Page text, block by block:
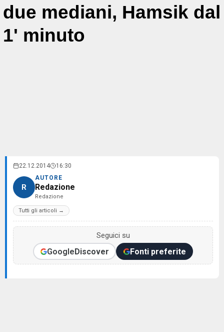
due mediani, Hamsik dal
1' minuto
22.12.2014 16:30
R
AUTORE
Redazione
Redazione
Tutti gli articoli →
Seguici su
GoogleDiscover Fonti preferite